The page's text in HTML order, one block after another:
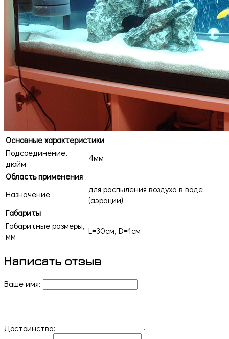
Основные характеристики
Подсоединение,
дюйм
4мм
Область применения
Назначение
для распыления воздуха в воде
(аэрации)
Габариты
Габаритные размеры,
мм
L=30cм, D=1см
Написать отзыв
Ваше имя:
Достоинства: